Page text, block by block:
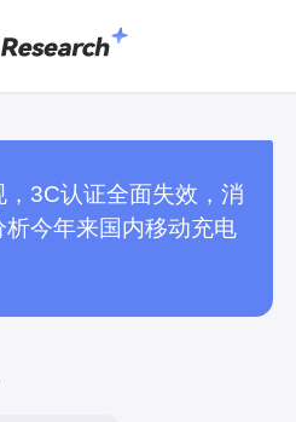
3C认证全面失效，消
今年来国内移动充电